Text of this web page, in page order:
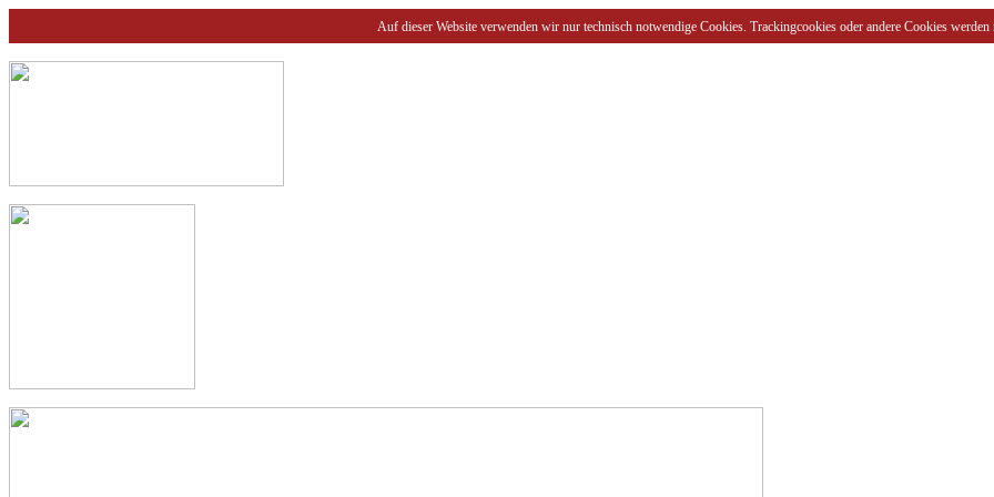
Auf dieser Website verwenden wir nur technisch notwendige Cookies. Trackingcookies oder andere Cookies werden